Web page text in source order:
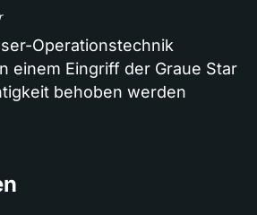
Operationstechnik
einem Eingriff der Graue Star
behoben werden